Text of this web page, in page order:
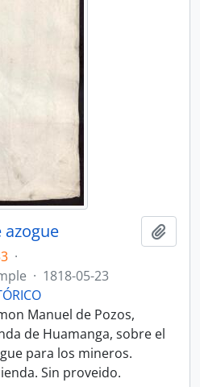
·
· 1818-05-23
Manuel de Pozos,
de Huamanga, sobre el
para los mineros.
Sin proveido.